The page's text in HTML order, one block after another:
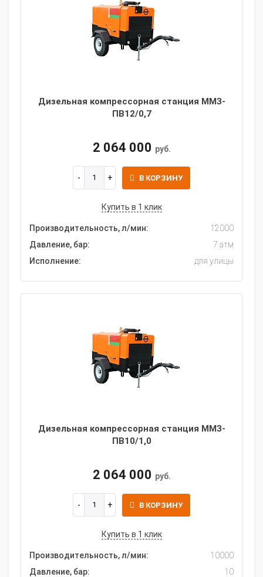
Дизельная компрессорная станция ММЗ-
ПВ12/0,7
2 064 000 руб.
В КОРЗИНУ
Купить в 1 клик
Производительность, л/мин:
12000
Давление, бар:
7 атм
Исполнение:
для улицы
Дизельная компрессорная станция ММЗ-
ПВ10/1,0
2 064 000 руб.
В КОРЗИНУ
Купить в 1 клик
Производительность, л/мин:
10000
Давление, бар:
10